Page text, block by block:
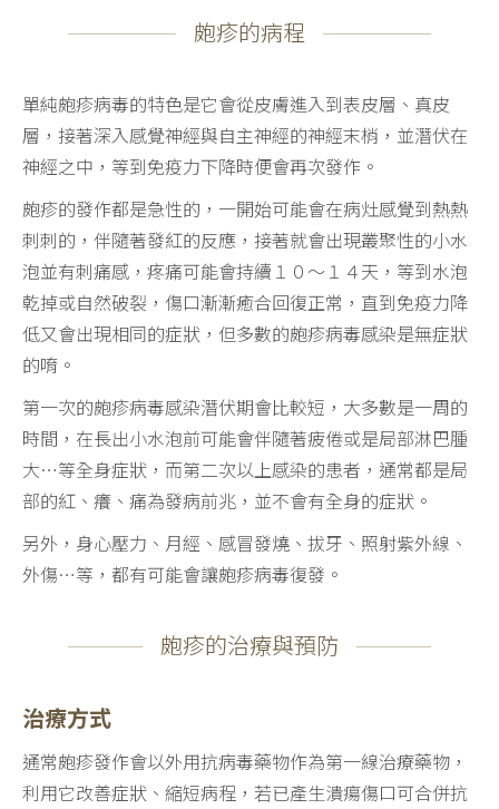
皰疹的病程
單純皰疹病毒的特色是它會從皮膚進入到表皮層、真皮
層，接著深入感覺神經與自主神經的神經末梢，並潛伏在
神經之中，等到免疫力下降時便會再次發作。
皰疹的發作都是急性的，一開始可能會在病灶感覺到熱熱
刺刺的，伴隨著發紅的反應，接著就會出現叢聚性的小水
泡並有刺痛感，疼痛可能會持續１０～１４天，等到水泡
乾掉或自然破裂，傷口漸漸癒合回復正常，直到免疫力降
低又會出現相同的症狀，但多數的皰疹病毒感染是無症狀
的唷。
第一次的皰疹病毒感染潛伏期會比較短，大多數是一周的
時間，在長出小水泡前可能會伴隨著疲倦或是局部淋巴腫
大…等全身症狀，而第二次以上感染的患者，通常都是局
部的紅、癢、痛為發病前兆，並不會有全身的症狀。
另外，身心壓力、月經、感冒發燒、拔牙、照射紫外線、
外傷…等，都有可能會讓皰疹病毒復發。
皰疹的治療與預防
治療方式
通常皰疹發作會以外用抗病毒藥物作為第一線治療藥物，
利用它改善症狀、縮短病程，若已產生潰瘍傷口可合併抗